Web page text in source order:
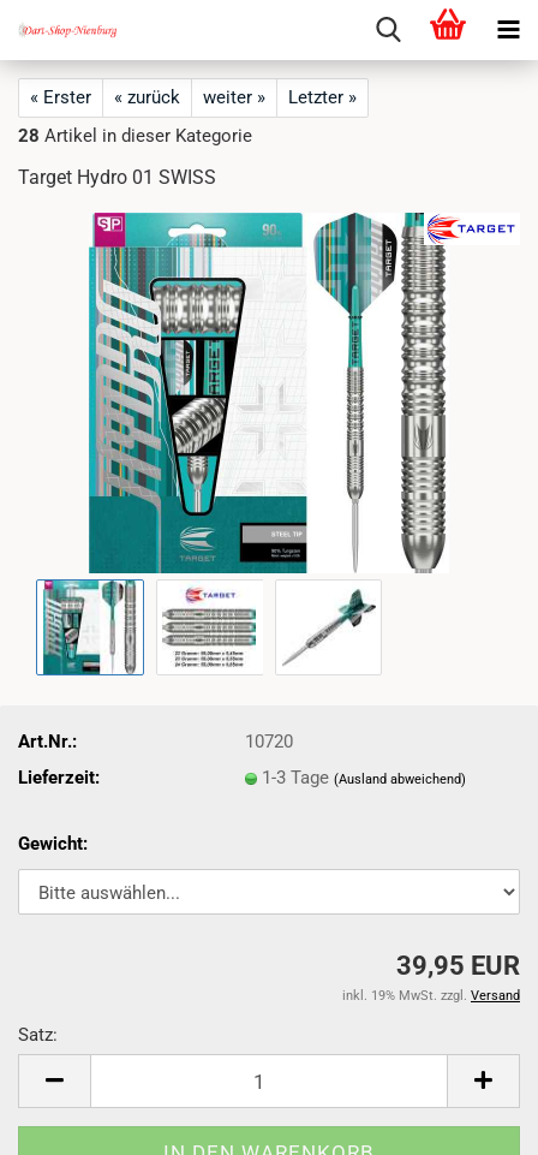
« Erster « zurück weiter »
Letzter »
28 Artikel in dieser Kategorie
Target Hydro 01 SWISS
Art.Nr.:
10720
Lieferzeit:
1-3 Tage(Ausland abweichend)
Gewicht:
39,95 EUR
inkl. 19% MwSt. zzgl. Versand
Satz: